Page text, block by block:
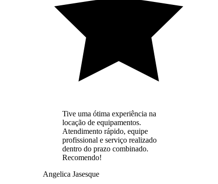
Tive uma ótima experiência na
locação de equipamentos.
Atendimento rápido, equipe
profissional e serviço realizado
dentro do prazo combinado.
Recomendo!
Angelica Jasesque